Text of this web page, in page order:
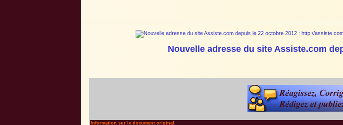
Nouvelle adresse du site Assiste.com
Information sur le document original